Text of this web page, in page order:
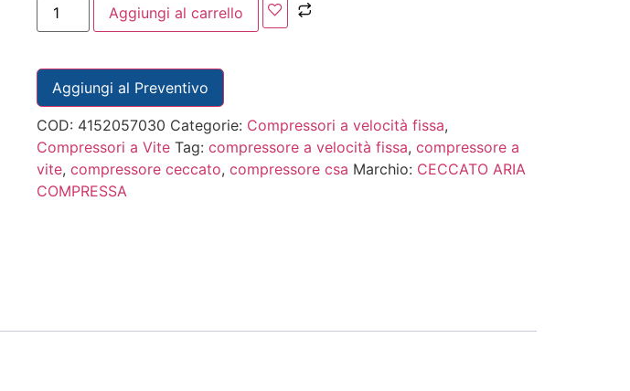
Aggiungi al carrello
Aggiungi al Preventivo
COD: 4152057030 Categorie: Compressori a velocità fissa,
Compressori a Vite Tag: compressore a velocità fissa, compressore a
vite, compressore ceccato, compressore csa Marchio: CECCATO ARIA
COMPRESSA